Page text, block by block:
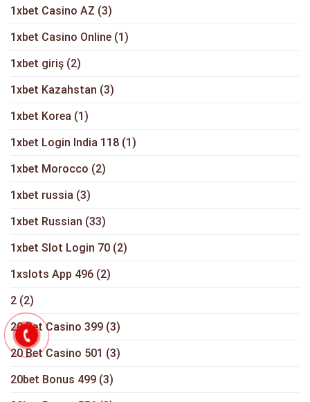
1xbet Casino AZ (3)
1xbet Casino Online (1)
1xbet giriş (2)
1xbet Kazahstan (3)
1xbet Korea (1)
1xbet Login India 118 (1)
1xbet Morocco (2)
1xbet russia (3)
1xbet Russian (33)
1xbet Slot Login 70 (2)
1xslots App 496 (2)
2 (2)
20 Bet Casino 399 (3)
20 Bet Casino 501 (3)
20bet Bonus 499 (3)